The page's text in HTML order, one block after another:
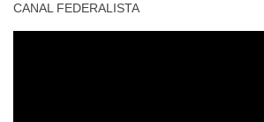
CANAL FEDERALISTA